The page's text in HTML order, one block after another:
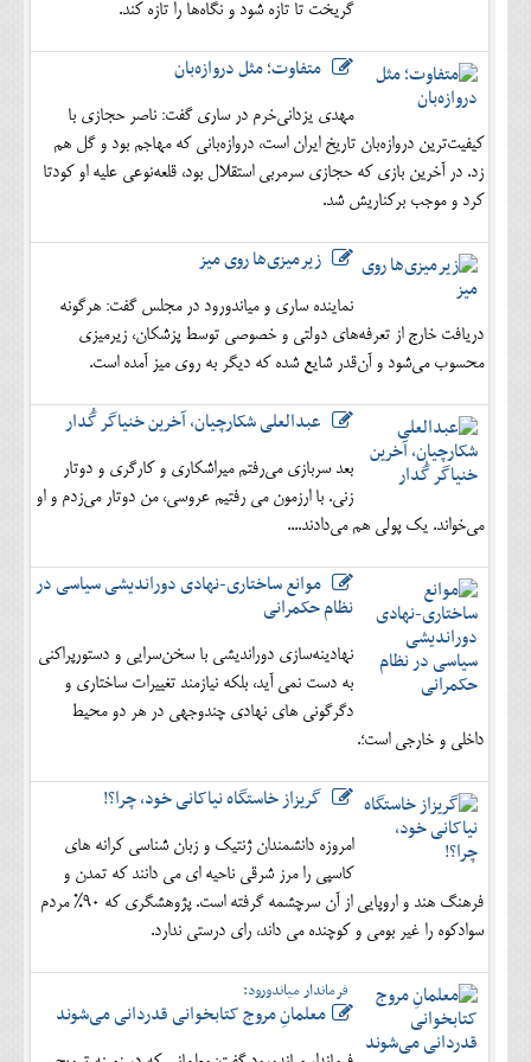
گریخت تا تازه شود و نگاه‌ها را تازه کند.
متفاوت؛ مثل دروازه‌بان
مهدی یزدانی‌خرم در ساری گفت: ناصر حجازی با
کیفیت‌ترین دروازه‌بان تاریخ ایران است، دروازه‌بانی که مهاجم بود و گل هم
زد. در آخرین بازی که حجازی سرمربی استقلال بود، قلعه‌نوعی علیه او کودتا
کرد و موجب برکناریش شد.
زیرمیزی‌ها روی میز
نماینده ساری و میاندورود در مجلس گفت: هرگونه
دریافت خارج از تعرفه‌های دولتی و خصوصی توسط پزشکان، زیرمیزی
محسوب می‌شود و آن‌قدر شایع شده که دیگر به روی میز آمده است.
عبدالعلی شکارچیان، آخرین خنیاگر گُدار
بعد سربازی می‌رفتم میراشکاری و کارگری و دوتار
زنی. با ارزمون می رفتیم عروسی، من دوتار می‌زدم و او
می‌خواند. یک پولی هم می‌دادند....
موانع ساختاری-نهادی دوراندیشی سیاسی در
نظام حکمرانی
نهادینه‌سازی دوراندیشی با سخن‌سرایی و دستورپراکنی
به دست نمی آید، بلکه نیازمند تغییرات ساختاری و
دگرگونی های نهادی چندوجهی در هر دو محیط
داخلی و خارجی است؛.
گریزاز خاستگاه نیاکانی خود، چرا؟!
امروزه دانشمندان ژنتیک و زبان شناسی کرانه های
کاسپی را مرز شرقی ناحیه ای می دانند که تمدن و
فرهنگ هند و اروپایی از آن سرچشمه گرفته است. پژوهشگری که 90% مردم
سوادکوه را غیر بومی و کوچنده می داند، رای درستی ندارد.
فرماندار میاندورود:
معلمانِ مروج کتابخوانی قدردانی می‌شوند